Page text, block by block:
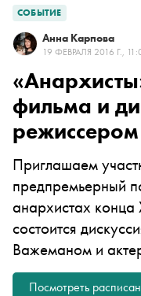
СОБЫТИЕ
Анна Карпова
19 ФЕВРАЛЯ 2016 Г.,
фильма и
режиссером
Приглашаем
предпремьерный
анархистах конца
состоится
Важеманом и
Посмотреть